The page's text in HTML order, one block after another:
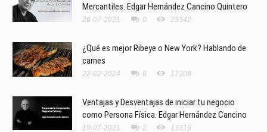
Mercantiles. Edgar Hernández Cancino Quintero
26-07-2021 0 23342
¿Qué es mejor Ribeye o New York? Hablando de
carnes
22-02-2024 0 17308
Ventajas y Desventajas de iniciar tu negocio
como Persona Física. Edgar Hernández Cancino
19-07-2021 2 13316